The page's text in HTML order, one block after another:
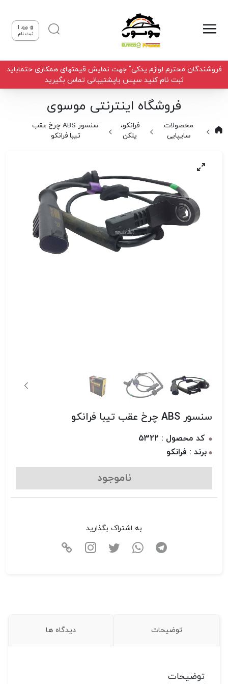
ورود |
ثبت نام
فروشندگان محترم لوازم یدکی" جهت نمایش قیمتهای همکاری حتماباید
ثبت نام کنید سپس باپشتیبانی تماس بگیرید
فروشگاه اینترنتی موسوی
محصولات
سایپایی
فرانکو،
یلکن
سنسور ABS چرخ عقب
تیبا فرانکو
سنسور ABS چرخ عقب تیبا فرانکو
کد محصول : 5322
برند : فرانکو
ناموجود
به اشتراک بگذارید
توضیحات دیدگاه ها
توضیحات